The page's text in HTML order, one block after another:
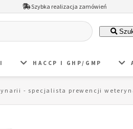
Szybka realizacja zamówień
HACCP I GHP/GMP
- specjalista prewencji